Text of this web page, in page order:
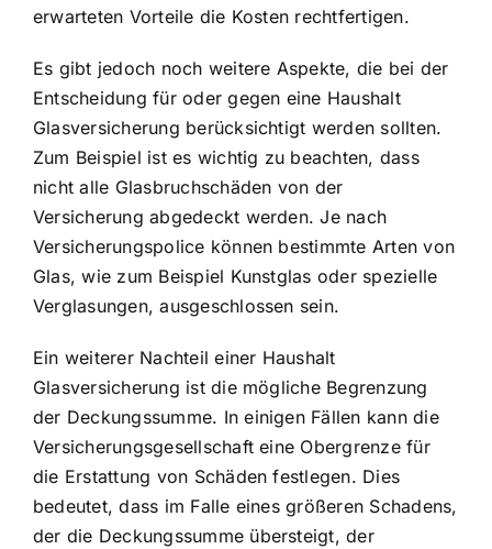
erwarteten Vorteile die Kosten rechtfertigen.
Es gibt jedoch noch weitere Aspekte, die bei der
Entscheidung für oder gegen eine Haushalt
Glasversicherung berücksichtigt werden sollten.
Zum Beispiel ist es wichtig zu beachten, dass
nicht alle Glasbruchschäden von der
Versicherung abgedeckt werden. Je nach
Versicherungspolice können bestimmte Arten von
Glas, wie zum Beispiel Kunstglas oder spezielle
Verglasungen, ausgeschlossen sein.
Ein weiterer Nachteil einer Haushalt
Glasversicherung ist die mögliche Begrenzung
der Deckungssumme. In einigen Fällen kann die
Versicherungsgesellschaft eine Obergrenze für
die Erstattung von Schäden festlegen. Dies
bedeutet, dass im Falle eines größeren Schadens,
der die Deckungssumme übersteigt, der